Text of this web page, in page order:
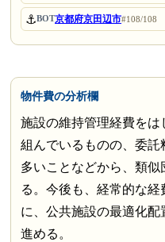
⚓BOT京都府京田辺市#108/108
物件費の分析欄
施設の維持管理経費をは
組んでいるものの、委
多いことなどから、類
る。今後も、経常的な
に、公共施設の最適化
進める。